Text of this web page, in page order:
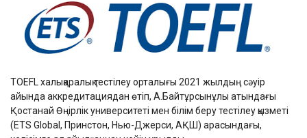
TOEFL халықаралық тестілеу орталығы 2021 жылдың сәуір
айында аккредитациядан өтіп, А.Байтұрсынұлы атындағы
Қостанай Өңірлік университеті мен білім беру тестілеу қызметі
(ETS Global, Принстон, Нью-Джерси, АҚШ) арасындағы,